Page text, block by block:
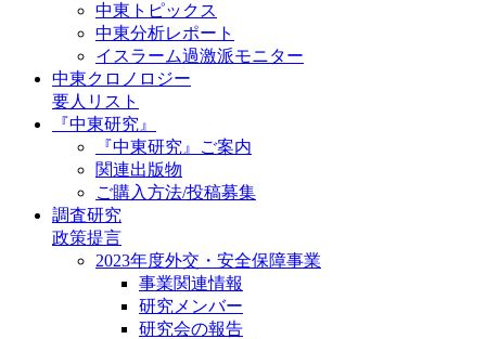
中東トピックス
中東分析レポート
イスラーム過激派モニター
中東クロノロジー
要人リスト
『中東研究』
『中東研究』ご案内
関連出版物
ご購入方法/投稿募集
調査研究
政策提言
2023年度外交・安全保障事業
事業関連情報
研究メンバー
研究会の報告